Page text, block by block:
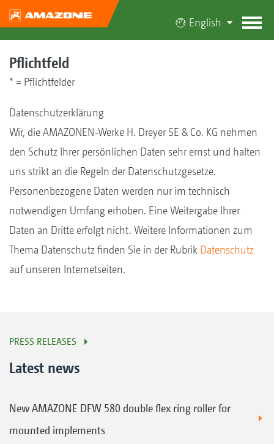
English
Pflichtfeld
* = Pflichtfelder
Datenschutzerklärung
Wir, die AMAZONEN-Werke H. Dreyer SE & Co. KG nehmen
den Schutz Ihrer persönlichen Daten sehr ernst und halten
uns strikt an die Regeln der Datenschutzgesetze.
Personenbezogene Daten werden nur im technisch
notwendigen Umfang erhoben. Eine Weitergabe Ihrer
Daten an Dritte erfolgt nicht. Weitere Informationen zum
Thema Datenschutz finden Sie in der Rubrik Datenschutz
auf unseren Internetseiten.
PRESS RELEASES
Latest news
New AMAZONE DFW 580 double flex ring roller for
mounted implements